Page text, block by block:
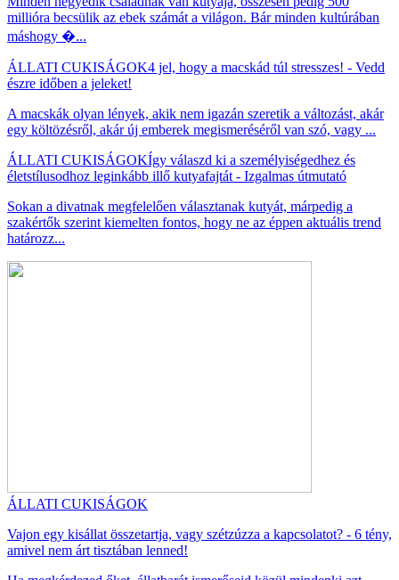
millióra becsülik az ebek számát a világon. Bár minden kultúrában
máshogy �...
ÁLLATI CUKISÁGOK4 jel, hogy a macskád túl stresszes! - Vedd
észre időben a jeleket!
A macskák olyan lények, akik nem igazán szeretik a változást, akár
egy költözésről, akár új emberek megismeréséről van szó, vagy ...
ÁLLATI CUKISÁGOKÍgy válaszd ki a személyiségedhez és
életstílusodhoz leginkább illő kutyafajtát - Izgalmas útmutató
Sokan a divatnak megfelelően választanak kutyát, márpedig a
szakértők szerint kiemelten fontos, hogy ne az éppen aktuális trend
határozz...
ÁLLATI CUKISÁGOK
Vajon egy kisállat összetartja, vagy szétzúzza a kapcsolatot? - 6 tény,
amivel nem árt tisztában lenned!